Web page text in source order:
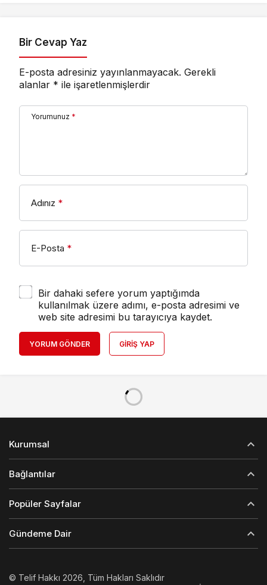
Bir Cevap Yaz
E-posta adresiniz yayınlanmayacak. Gerekli
alanlar * ile işaretlenmişlerdir
Yorumunuz *
Adınız *
E-Posta *
Bir dahaki sefere yorum yaptığımda
kullanılmak üzere adımı, e-posta adresimi ve
web site adresimi bu tarayıcıya kaydet.
YORUM GÖNDER GIRIŞ YAP
Kurumsal
Bağlantılar
Popüler Sayfalar
Gündeme Dair
© Telif Hakkı 2026, Tüm Hakları Saklıdır